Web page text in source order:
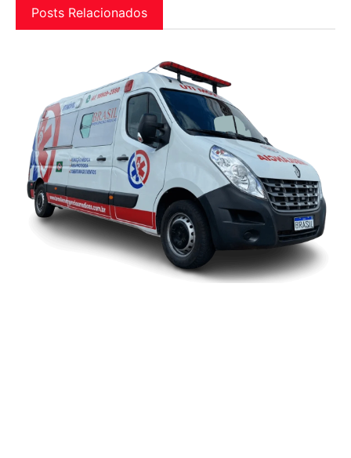
Posts Relacionados